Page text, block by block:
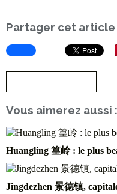
Partager cet article
Vous aimerez aussi :
Huangling 篁岭 : le plus
Jingdezhen 景德镇,